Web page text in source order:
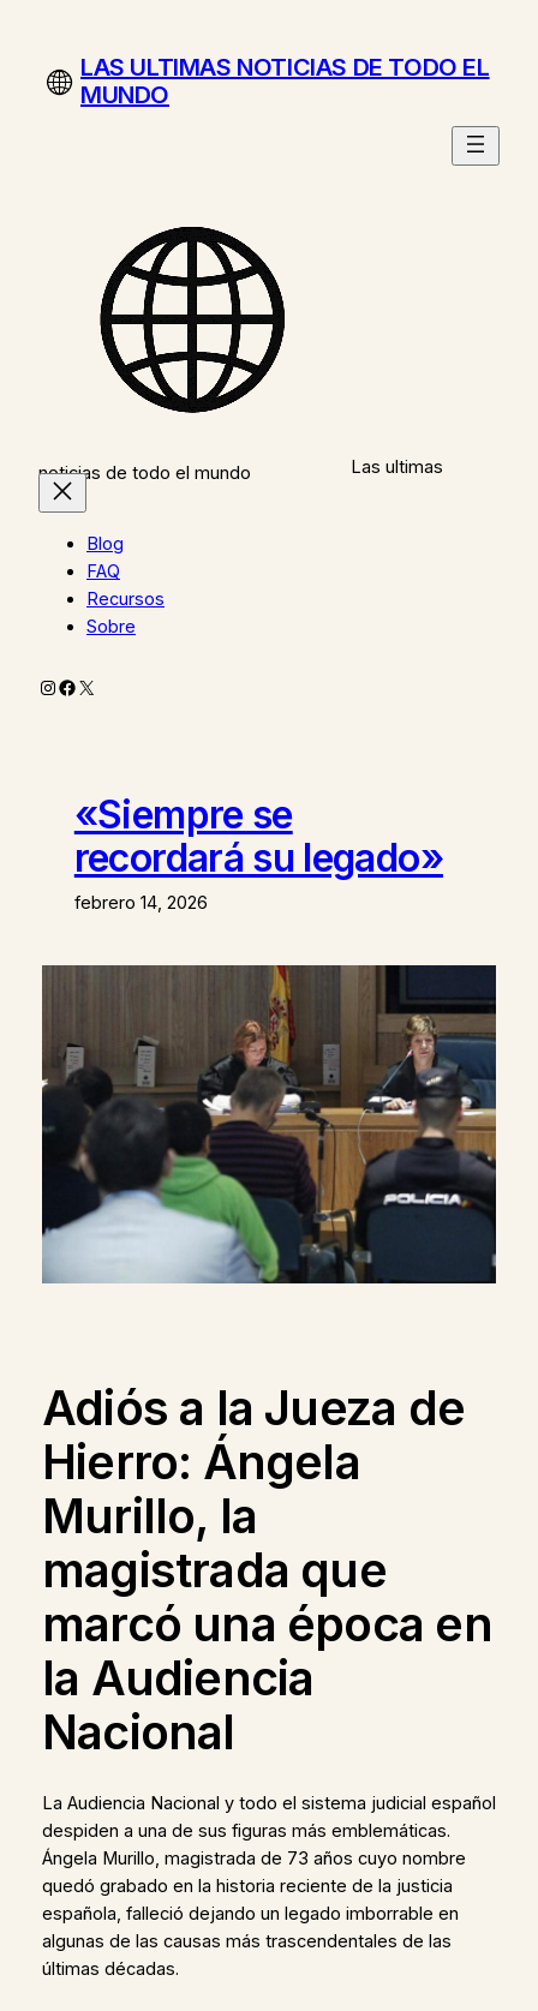
contenidoLAS ULTIMAS NOTICIAS DE TODO EL
MUNDO
Las ultimas
noticias de todo el mundo
Blog
FAQ
Recursos
Sobre
Instagram
Facebook
X
«Siempre se
recordará su legado»
febrero 14, 2026
Adiós a la Jueza de
Hierro: Ángela
Murillo, la
magistrada que
marcó una época en
la Audiencia
Nacional
La Audiencia Nacional y todo el sistema judicial español
despiden a una de sus figuras más emblemáticas.
Ángela Murillo, magistrada de 73 años cuyo nombre
quedó grabado en la historia reciente de la justicia
española, falleció dejando un legado imborrable en
algunas de las causas más trascendentales de las
últimas décadas.